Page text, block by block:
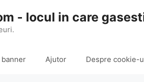
- locul in care
banner Ajutor Despre cookie-